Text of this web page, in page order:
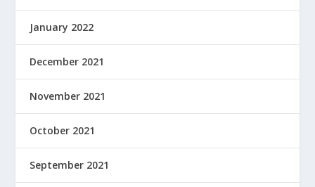
January 2022
December 2021
November 2021
October 2021
September 2021